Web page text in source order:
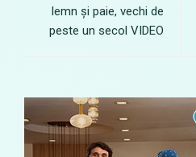
lemn și paie, vechi de
peste un secol VIDEO